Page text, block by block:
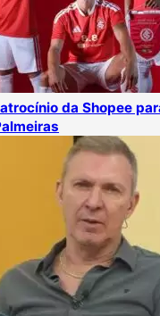
da Shopee